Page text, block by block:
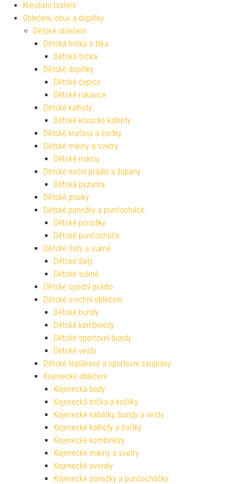
Kreativní tvoření
Oblečení, obuv a doplňky
Dětské oblečení
Dětská trička a tílka
Dětská trička
Dětské doplňky
Dětské čepice
Dětské rukavice
Dětské kalhoty
Dětské klasické kalhoty
Dětské kraťasy a šortky
Dětské mikiny a svetry
Dětské mikiny
Dětské noční prádlo a župany
Dětská pyžama
Dětské plavky
Dětské ponožky a punčocháče
Dětské ponožky
Dětské punčocháče
Dětské šaty a sukně
Dětské šaty
Dětské sukně
Dětské spodní prádlo
Dětské svrchní oblečení
Dětské bundy
Dětské kombinézy
Dětské sportovní bundy
Dětské vesty
Dětské teplákové a sportovní soupravy
Kojenecké oblečení
Kojenecká body
Kojenecká trička a košilky
Kojenecké kabátky, bundy a vesty
Kojenecké kalhoty a šortky
Kojenecké kombinézy
Kojenecké mikiny a svetry
Kojenecké overaly
Kojenecké ponožky a punčocháčky